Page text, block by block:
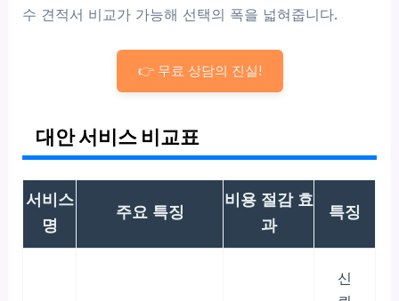
수 견적서 비교가 가능해 선택의 폭을 넓혀줍니다.
👉 무료 상담의 진실!
대안 서비스 비교표
서비스
명
주요 특징
비용 절감 효
과
특징
신